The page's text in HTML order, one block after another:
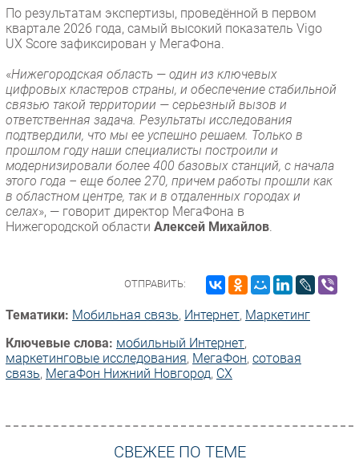
Новости
Аналитика
Интервью
Мероприятия
Проекты
IT класс
Тестовый стенд
Каталог компаний
По результатам экспертизы, проведённой в первом
квартале 2026 года, самый высокий показатель Vigo
UX Score зафиксирован у МегаФона.
«Нижегородская область — один из ключевых
цифровых кластеров страны, и обеспечение стабильной
связью такой территории — серьезный вызов и
ответственная задача. Результаты исследования
подтвердили, что мы ее успешно решаем. Только в
прошлом году наши специалисты построили и
модернизировали более 400 базовых станций, с начала
этого года – еще более 270, причем работы прошли как
в областном центре, так и в отдаленных городах и
селах», — говорит директор МегаФона в
Нижегородской области Алексей Михайлов.
ОТПРАВИТЬ:
Тематики: Мобильная связь, Интернет, Маркетинг
Ключевые слова: мобильный Интернет,
маркетинговые исследования, МегаФон, сотовая
связь, МегаФон Нижний Новгород, CX
СВЕЖЕЕ ПО ТЕМЕ